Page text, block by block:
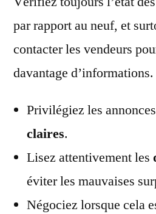
par rapport au neuf, et
contacter les vendeurs
davantage d’informations.
Privilégiez les
claires.
Lisez attentivement les
éviter les mauvaises
Négociez lorsque cela